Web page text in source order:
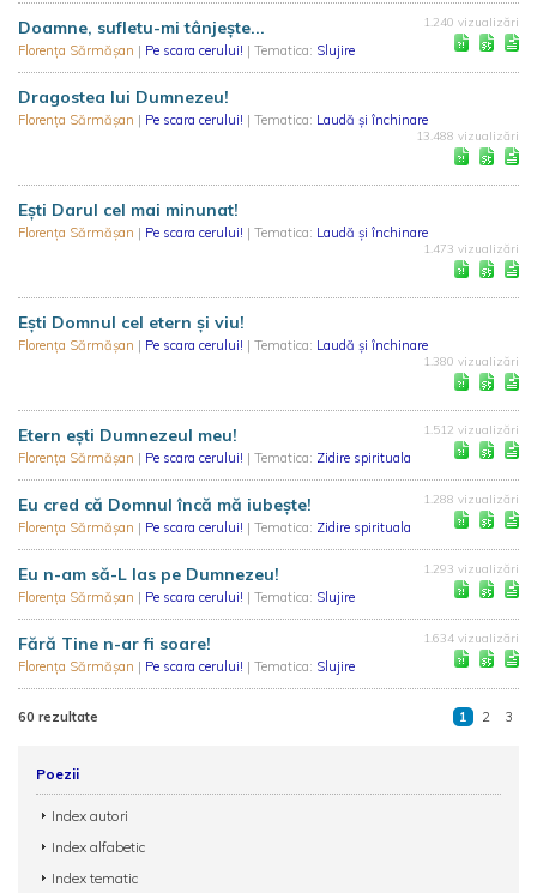
Doamne, sufletu-mi tânjeşte...
Florența Sărmășan | Pe scara cerului! | Tematica: Slujire
1.240 vizualizări
Dragostea lui Dumnezeu!
Florența Sărmășan | Pe scara cerului! | Tematica: Laudă și închinare
13.488 vizualizări
Eşti Darul cel mai minunat!
Florența Sărmășan | Pe scara cerului! | Tematica: Laudă și închinare
1.473 vizualizări
Eşti Domnul cel etern şi viu!
Florența Sărmășan | Pe scara cerului! | Tematica: Laudă și închinare
1.380 vizualizări
Etern eşti Dumnezeul meu!
Florența Sărmășan | Pe scara cerului! | Tematica: Zidire spirituala
1.512 vizualizări
Eu cred că Domnul încă mă iubeşte!
Florența Sărmășan | Pe scara cerului! | Tematica: Zidire spirituala
1.288 vizualizări
Eu n-am să-L las pe Dumnezeu!
Florența Sărmășan | Pe scara cerului! | Tematica: Slujire
1.293 vizualizări
Fără Tine n-ar fi soare!
Florența Sărmășan | Pe scara cerului! | Tematica: Slujire
1.634 vizualizări
60 rezultate 1 2 3
Poezii
Index autori
Index alfabetic
Index tematic